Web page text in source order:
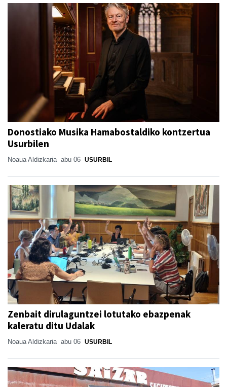
Donostiako Musika Hamabostaldiko kontzertua
Usurbilen
Noaua Aldizkaria abu 06 USURBIL
Zenbait dirulaguntzei lotutako ebazpenak
kaleratu ditu Udalak
Noaua Aldizkaria abu 06 USURBIL